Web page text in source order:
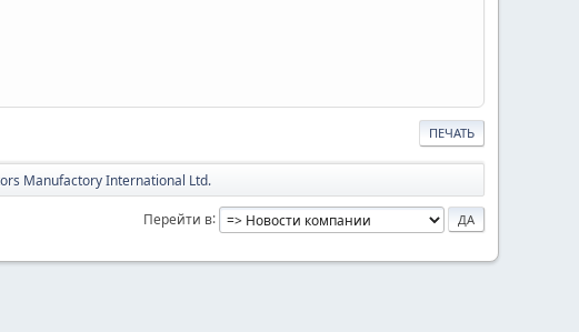
ПЕЧАТЬ
Manufactory International Ltd.
Перейти в